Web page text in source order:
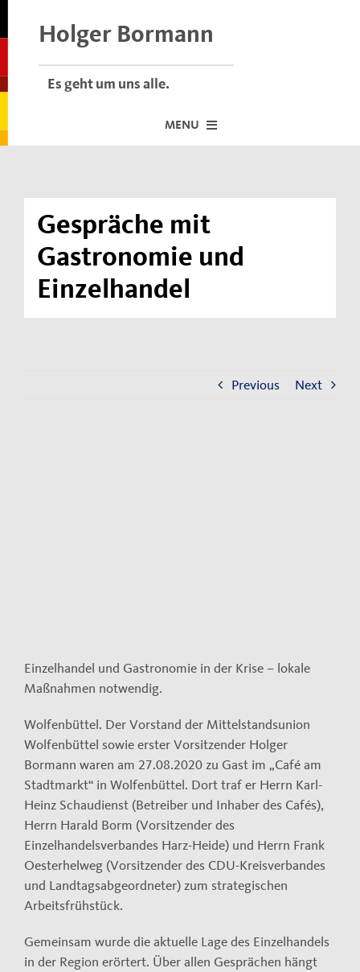
Holger Bormann
Es geht um uns alle.
MENU
Über mich
Dafür stehe ich
Termine vor Ort
Gespräche mit
Gastronomie und
Einzelhandel
Previous Next
Einzelhandel und Gastronomie in der Krise – lokale
Maßnahmen notwendig.
Wolfenbüttel. Der Vorstand der Mittelstandsunion
Wolfenbüttel sowie erster Vorsitzender Holger
Bormann waren am 27.08.2020 zu Gast im „Café am
Stadtmarkt“ in Wolfenbüttel. Dort traf er Herrn Karl-
Heinz Schaudienst (Betreiber und Inhaber des Cafés),
Herrn Harald Borm (Vorsitzender des
Einzelhandelsverbandes Harz-Heide) und Herrn Frank
Oesterhelweg (Vorsitzender des CDU-Kreisverbandes
und Landtagsabgeordneter) zum strategischen
Arbeitsfrühstück.
Gemeinsam wurde die aktuelle Lage des Einzelhandels
in der Region erörtert. Über allen Gesprächen hängt